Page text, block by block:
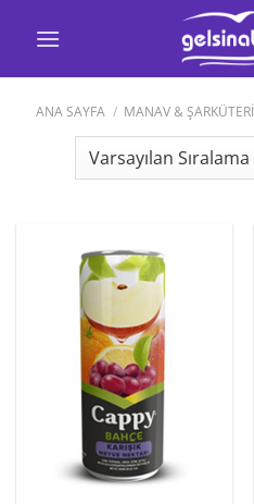
ANA SAYFA / MANAV & ŞARKÜTERİ